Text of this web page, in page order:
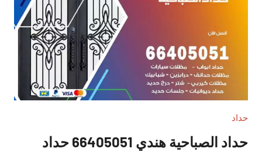
حداد
حداد الصباحية هندي 66405051 حداد